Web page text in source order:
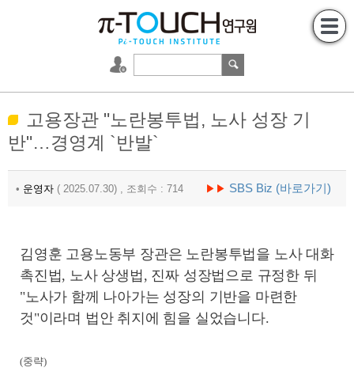
고용장관 "노란봉투법, 노사 성장 기
반"…경영계 `반발`
• 운영자 ( 2025.07.30) , 조회수 : 714 ▶▶ SBS Biz (바로가기)
김영훈 고용노동부 장관은 노란봉투법을 노사 대화
촉진법, 노사 상생법, 진짜 성장법으로 규정한 뒤
"노사가 함께 나아가는 성장의 기반을 마련한
것"이라며 법안 취지에 힘을 실었습니다.
(중략)